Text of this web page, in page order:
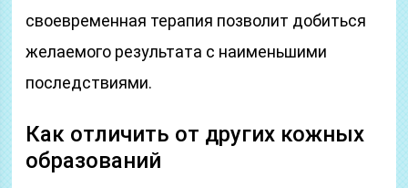
своевременная терапия позволит добиться
желаемого результата с наименьшими
последствиями.
Как отличить от других кожных
образований